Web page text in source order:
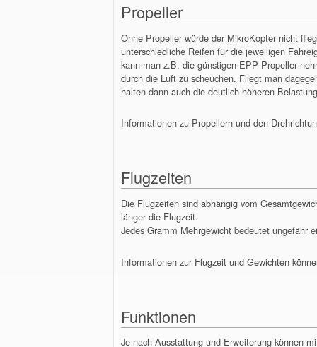
Propeller
Ohne Propeller würde der MikroKopter nicht
unterschiedliche Reifen für die jeweiligen
kann man z.B. die günstigen EPP Propeller
durch die Luft zu scheuchen. Fliegt man
halten dann auch die deutlich höheren
Informationen zu Propellern und den
Flugzeiten
Die Flugzeiten sind abhängig vom
länger die Flugzeit.
Jedes Gramm Mehrgewicht bedeutet ungefähr
Informationen zur Flugzeit und Gewichten
Funktionen
Je nach Ausstattung und Erweiterung können